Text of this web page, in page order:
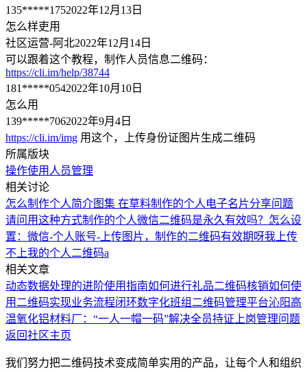
135*****1752022年12月13日
怎么样吏用
社区运营-阿北2022年12月14日
可以跟着这个教程，制作人员信息二维码：
https://cli.im/help/38744
181*****0542022年10月10日
怎么用
139*****7062022年9月4日
https://cli.im/img 用这个，上传身份证图片生成二维码
所属版块
操作使用 人员管理
相关讨论
怎么制作个人简介图集 在草料制作的个人电子名片分享问题
请问用这种方式制作的个人微信二维码是永久有效吗？ 怎么设
置：微信-个人账号-上传图片，制作的二维码有效期呀我上传
不上我的个人二维码a
相关文章
动态数据处理的进阶使用指南如何进行礼品二维码核销如何使
用二维码实现业务流程闭环数字化班组二维码管理平台沁阳高
温氧化铝材料厂：“一人一帽一码”解决全员持证上岗管理问题
返回社区主页
我们努力把二维码技术变成简单实用的产品，让每个人和组织